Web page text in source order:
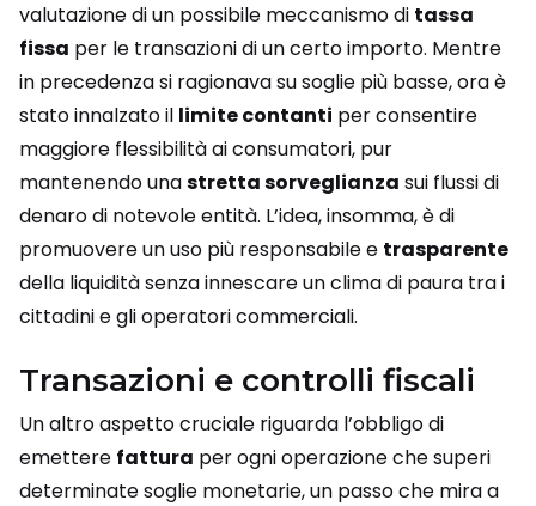
valutazione di un possibile meccanismo di tassa
fissa per le transazioni di un certo importo. Mentre
in precedenza si ragionava su soglie più basse, ora è
stato innalzato il limite contanti per consentire
maggiore flessibilità ai consumatori, pur
mantenendo unastretta sorveglianza sui flussi di
denaro di notevole entità. L’idea, insomma, è di
promuovere un uso più responsabile e trasparente
della liquidità senza innescare un clima di paura tra i
cittadini e gli operatori commerciali.
Transazioni e controlli fiscali
Un altro aspetto cruciale riguarda l’obbligo di
emettere fattura per ogni operazione che superi
determinate soglie monetarie, un passo che mira a